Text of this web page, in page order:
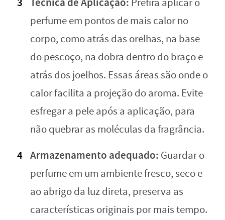
Prefira aplicar o
perfume em pontos de mais calor no
corpo, como atrás das orelhas, na base
do pescoço, na dobra dentro do braço e
atrás dos joelhos. Essas áreas são onde o
calor facilita a projeção do aroma. Evite
esfregar a pele após a aplicação, para
não quebrar as moléculas da fragrância.
Armazenamento adequado: Guardar o
perfume em um ambiente fresco, seco e
ao abrigo da luz direta, preserva as
características originais por mais tempo.